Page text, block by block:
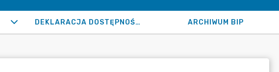
DEKLARACJA DOSTĘPNOŚCI ARCHIWUM BIP